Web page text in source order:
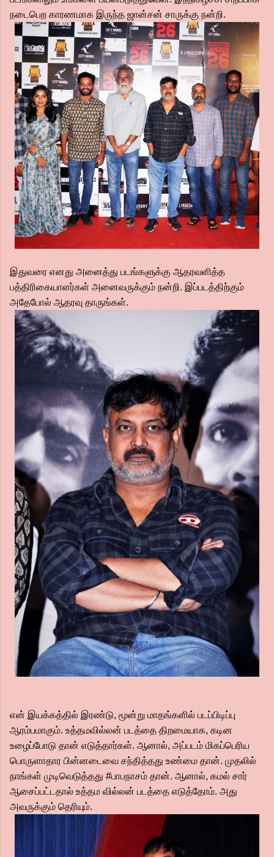
நடைபெற காரணமாக இருந்த ஜான்சன் சாருக்கு நன்றி.
இதுவரை எனது அனைத்து படங்களுக்கு ஆதரவளித்த
பத்திரிகையாளர்கள் அனைவருக்கும் நன்றி. இப்படத்திற்கும்
அதேபோல் ஆதரவு தாருங்கள்.
என் இயக்கத்தில் இரண்டு, மூன்று மாதங்களில் படப்பிடிப்பு
ஆரம்பமாகும். உத்தமவில்லன் படத்தை திறமையாக, கடின
உழைப்போடு தான் எடுத்தார்கள். ஆனால், அப்படம் மிகப்பெரிய
பொருளாதார பின்னடைவை சந்தித்தது உண்மை தான். முதலில்
நாங்கள் முடிவெடுத்தது #பாபநாசம் தான். ஆனால், கமல் சார்
ஆசைப்பட்டதால் உத்தம வில்லன் படத்தை எடுத்தோம். அது
அவருக்கும் தெரியும்.